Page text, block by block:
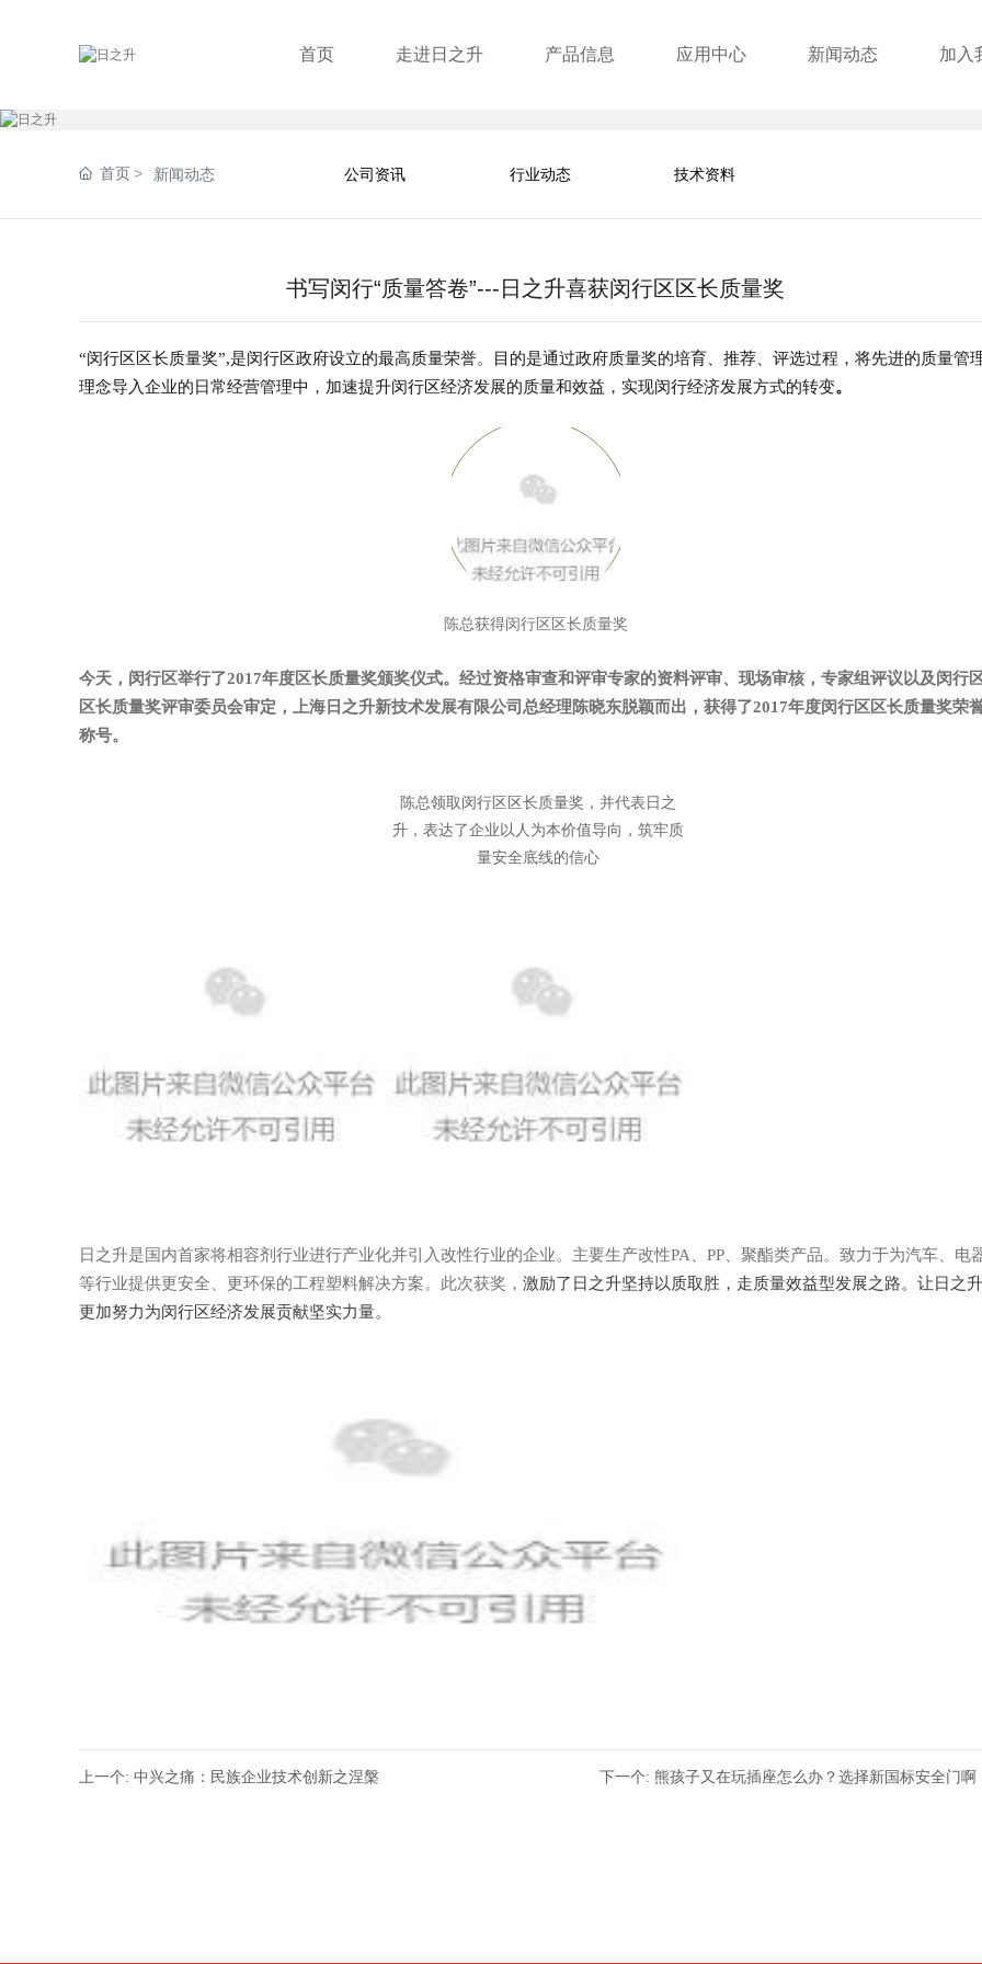
首页 走进日之升 产品信息 应用中心 新闻动态 加入
首页 新闻动态 公司资讯 行业动态 技术资料
书写闵行“质量答卷”---日之升喜获闵行区区长质量奖
“闵行区区长质量奖”,是闵行区政府设立的最高质量荣誉。目的是通过政府质量奖的培育、推荐、评选过程，将先进的质量管
理念导入企业的日常经营管理中，加速提升闵行区经济发展的质量和效益，实现闵行经济发展方式的转变。
陈总获得闵行区区长质量奖
今天，闵行区举行了2017年度区长质量奖颁奖仪式。经过资格审查和评审专家的资料评审、现场审核，专家组评议以及闵行
区长质量奖评审委员会审定，上海日之升新技术发展有限公司总经理陈晓东脱颖而出，获得了2017年度闵行区区长质量奖荣
称号。
陈总领取闵行区区长质量奖，并代表日之
升，表达了企业以人为本价值导向，筑牢质
量安全底线的信心
日之升是国内首家将相容剂行业进行产业化并引入改性行业的企业。主要生产改性PA、PP、聚酯类产品。致力于为汽车、电
等行业提供更安全、更环保的工程塑料解决方案。此次获奖， 激励了日之升坚持以质取胜，走质量效益型发展之路。让日之升
更加努力为闵行区经济发展贡献坚实力量。
上一个: 中兴之痛：民族企业技术创新之涅槃 下一个: 熊孩子又在玩插座怎么办？选择新国标安全门啊